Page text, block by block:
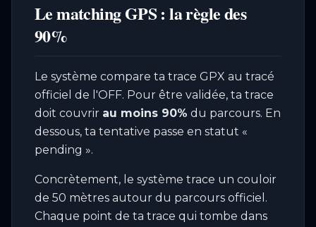
Le matching GPS : la règle des
90%
Le système compare ta trace GPX au tracé
officiel de l'OFF. Pour être validée, ta trace
doit couvrir au moins 90% du parcours. En
dessous, ta tentative passe en statut «
pending ».
Concrètement, le système trace un couloir
de 50 mètres autour du parcours officiel.
Chaque point de ta trace qui tombe dans